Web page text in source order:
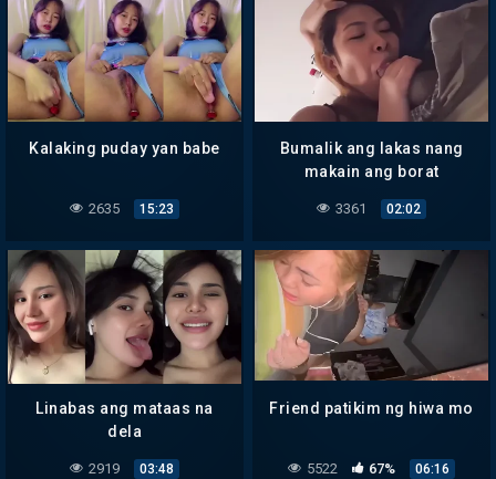
Kalaking puday yan babe
2635 15:23
Bumalik ang lakas nang
makain ang borat
3361 02:02
Linabas ang mataas na
dela
2919 03:48
Friend patikim ng hiwa mo
5522 67% 06:16